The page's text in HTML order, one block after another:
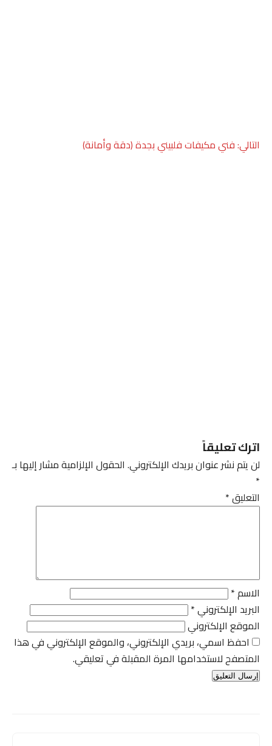
التالي:فني مكيفات فلبيني بجدة (دقة وأمانة)
اترك تعليقاً
لن يتم نشر عنوان بريدك الإلكتروني.الحقول الإلزامية مشار إليها بـ
التعليق*
الاسم*
البريد الإلكتروني*
الموقع الإلكتروني
احفظ اسمي، بريدي الإلكتروني، والموقع الإلكتروني في هذا
المتصفح لاستخدامها المرة المقبلة في تعليقي.